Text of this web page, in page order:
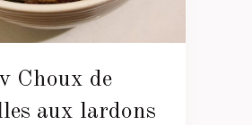
Choux de
aux lardons